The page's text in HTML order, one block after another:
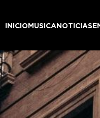
INICIOMUSICANOTICIAS